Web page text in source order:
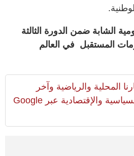
الشابة ضمن الدورة الثالثة
المستقبل في العالم
المحلية والرياضية وآخر
المستجدات السياسية والإقتصادية عبر Google